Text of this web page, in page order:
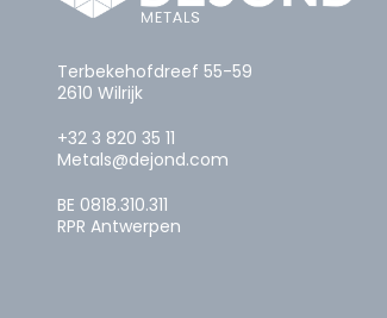
Terbekehofdreef 55-59
2610 Wilrijk
+32 3 820 35 11
Metals@dejond.com
BE 0818.310.311
RPR Antwerpen